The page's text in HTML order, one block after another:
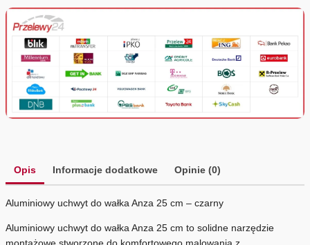
Opis Informacje dodatkowe Opinie (0)
Aluminiowy uchwyt do wałka Anza 25 cm – czarny
Aluminiowy uchwyt do wałka Anza 25 cm to solidne narzędzie
montażowe stworzone do komfortowego malowania z